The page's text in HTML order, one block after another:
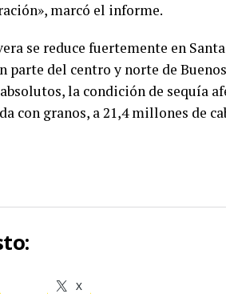
marcó el informe.
se reduce fuertemente en
parte del centro y norte de
la condición de sequía
con granos, a 21,4 millones de
X